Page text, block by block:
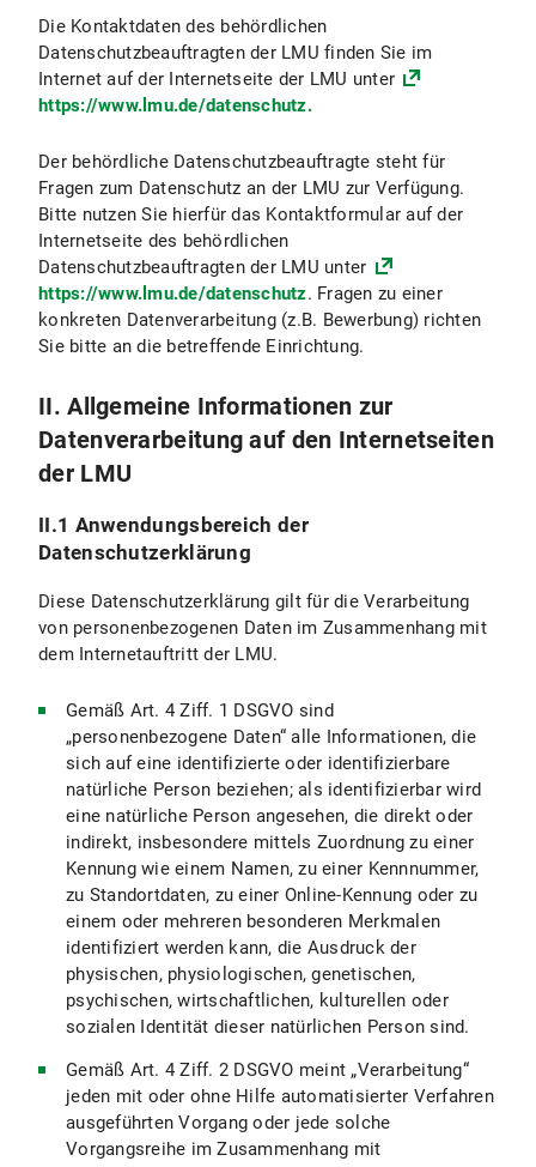
VI.4 Nutzung des Chats
VI.4.1 Umfang und Zweck der Datenverarbeitung
VI.4.3 Dauer der Datenverarbeitung
VI.4.4 Widerspruchs- und Beseitigungsmöglichkeit
VI.5 Nutzung anderer Kommunikationsmittel (z.B. Post, Telefon, Fax)
VI.6 Nutzung von Videokonferenzsystemen
VII.1 Umfang und Zweck der Datenverarbeitung
VII.3 Dauer der Datenverarbeitung
VII.4 Widerspruchs- und Beseitigungsmöglichkeit
VIII. Einsatz von RSS
IX.1 Umfang und Zweck der Datenverarbeitung
IX.2 Rechtsgrundlage der Datenverarbeitung
IX.3 Dauer der Datenverarbeitung
IX.4 Widerspruchs- und Beseitigungsmöglichkeiten
X. Ihre datenschutzrechtlichen Rechte
X.1 Auskunftsrecht
X.3 Recht auf Einschränkung der Verarbeitung
X.4 Recht auf Löschung
Die Kontaktdaten des behördlichen
Datenschutzbeauftragten der LMU finden Sie im
Internet auf der Internetseite der LMU unter
https://www.lmu.de/datenschutz.
Der behördliche Datenschutzbeauftragte steht für
Fragen zum Datenschutz an der LMU zur Verfügung.
Bitte nutzen Sie hierfür das Kontaktformular auf der
Internetseite des behördlichen
Datenschutzbeauftragten der LMU unter
https://www.lmu.de/datenschutz. Fragen zu einer
konkreten Datenverarbeitung (z.B. Bewerbung) richten
Sie bitte an die betreffende Einrichtung.
II. Allgemeine Informationen zur
Datenverarbeitung auf den Internetseiten
der LMU
II.1 Anwendungsbereich der
Datenschutzerklärung
Diese Datenschutzerklärung gilt für die Verarbeitung
von personenbezogenen Daten im Zusammenhang mit
dem Internetauftritt der LMU.
Gemäß Art. 4 Ziff. 1 DSGVO sind
„personenbezogene Daten“ alle Informationen, die
sich auf eine identifizierte oder identifizierbare
natürliche Person beziehen; als identifizierbar wird
eine natürliche Person angesehen, die direkt oder
indirekt, insbesondere mittels Zuordnung zu einer
Kennung wie einem Namen, zu einer Kennnummer,
zu Standortdaten, zu einer Online-Kennung oder zu
einem oder mehreren besonderen Merkmalen
identifiziert werden kann, die Ausdruck der
physischen, physiologischen, genetischen,
psychischen, wirtschaftlichen, kulturellen oder
sozialen Identität dieser natürlichen Person sind.
Gemäß Art. 4 Ziff. 2 DSGVO meint „Verarbeitung“
jeden mit oder ohne Hilfe automatisierter Verfahren
ausgeführten Vorgang oder jede solche
Vorgangsreihe im Zusammenhang mit